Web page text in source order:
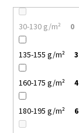
30-130 g/m² 0
135-155 g/m² 3
160-175 g/m² 4
180-195 g/m² 6